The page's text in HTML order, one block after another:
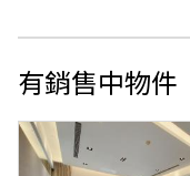
有銷售中物件